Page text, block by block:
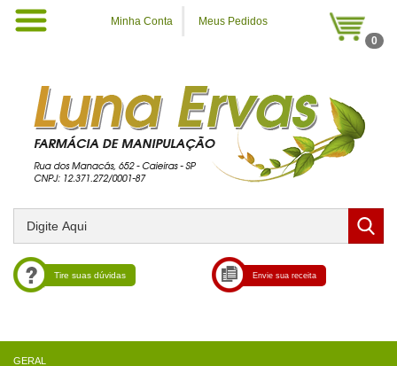
Minha Conta
Meus Pedidos
0
Tire suas dúvidas Envie sua receita